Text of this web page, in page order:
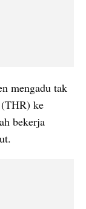
mengadu tak
(THR) ke
bekerja